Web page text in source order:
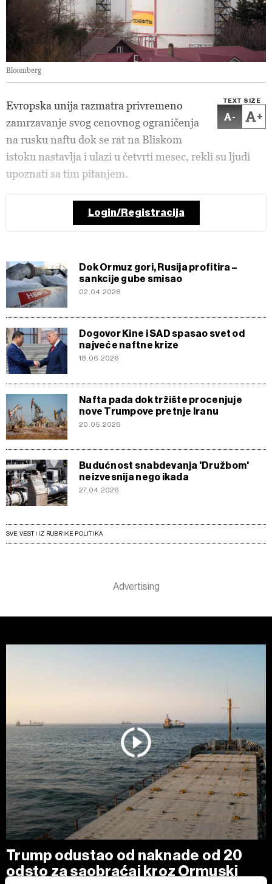
Bloomberg
TEXT SIZE
- +
Evropska unija razmatra privremeno
zamrzavanje svog cenovnog ograničenja
na rusku naftu dok se rat na Bliskom
istoku nastavlja i ulazi u četvrti mesec, rekli su ljudi
upoznati sa tim pitanjem.
Login/Registracija
Dok Ormuz gori, Rusija profitira –
sankcije gube smisao
02.04.2026
Dogovor Kine i SAD spasao svet od
najveće naftne krize
18.06.2026
Nafta pada dok tržište procenjuje
nove Trumpove pretnje Iranu
20.05.2026
Budućnost snabdevanja 'Družbom'
neizvesnija nego ikada
27.04.2026
SVE VESTI IZ RUBRIKE POLITIKA
Trump odustao od naknade od 20
odsto za saobraćaj kroz Ormuski